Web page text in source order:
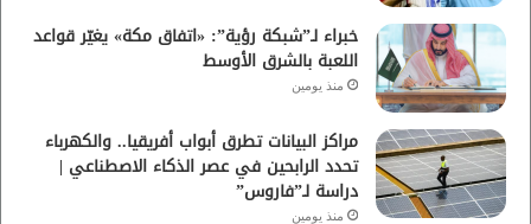
خبراء لـ”شبكة رؤية”: «اتفاق مكة» يغيّر قواعد
اللعبة بالشرق الأوسط
منذ يومين
مراكز البيانات تطرق أبواب أفريقيا.. والكهرباء
تحدد الرابحين في عصر الذكاء الاصطناعي |
دراسة لـ”فاروس”
منذ يومين